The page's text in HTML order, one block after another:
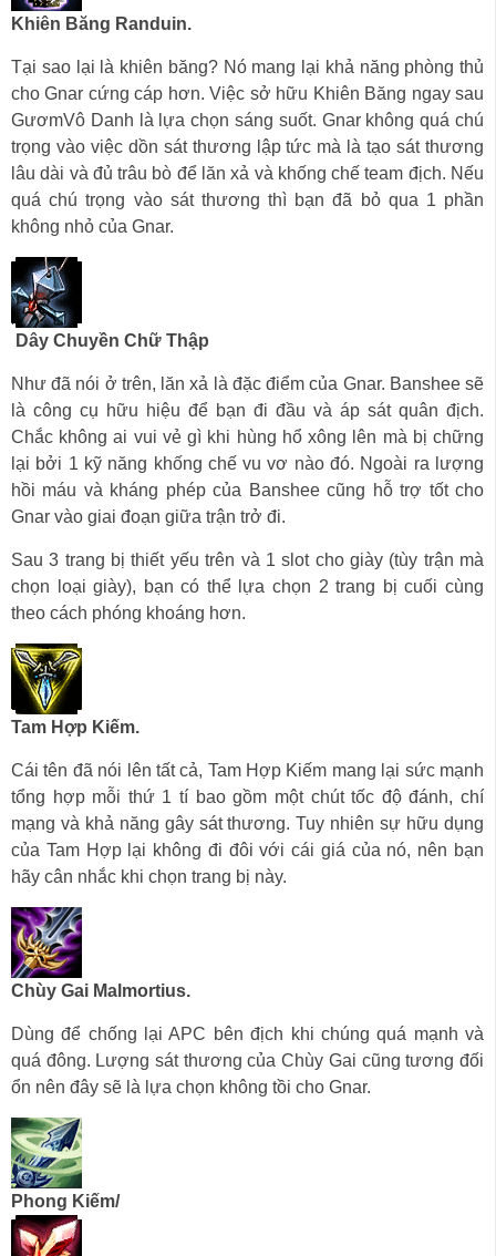
Khiên Băng Randuin.
Tại sao lại là khiên băng? Nó mang lại khả năng phòng thủ
cho Gnar cứng cáp hơn. Việc sở hữu Khiên Băng ngay sau
GươmVô Danh là lựa chọn sáng suốt. Gnar không quá chú
trọng vào việc dồn sát thương lập tức mà là tạo sát thương
lâu dài và đủ trâu bò để lăn xả và khống chế team địch. Nếu
quá chú trọng vào sát thương thì bạn đã bỏ qua 1 phần
không nhỏ của Gnar.
Dây Chuyền Chữ Thập
Như đã nói ở trên, lăn xả là đặc điểm của Gnar. Banshee sẽ
là công cụ hữu hiệu để bạn đi đầu và áp sát quân địch.
Chắc không ai vui vẻ gì khi hùng hổ xông lên mà bị chững
lại bởi 1 kỹ năng khống chế vu vơ nào đó. Ngoài ra lượng
hồi máu và kháng phép của Banshee cũng hỗ trợ tốt cho
Gnar vào giai đoạn giữa trận trở đi.
Sau 3 trang bị thiết yếu trên và 1 slot cho giày (tùy trận mà
chọn loại giày), bạn có thể lựa chọn 2 trang bị cuối cùng
theo cách phóng khoáng hơn.
Tam Hợp Kiếm.
Cái tên đã nói lên tất cả, Tam Hợp Kiếm mang lại sức mạnh
tổng hợp mỗi thứ 1 tí bao gồm một chút tốc độ đánh, chí
mạng và khả năng gây sát thương. Tuy nhiên sự hữu dụng
của Tam Hợp lại không đi đôi với cái giá của nó, nên bạn
hãy cân nhắc khi chọn trang bị này.
Chùy Gai Malmortius.
Dùng để chống lại APC bên địch khi chúng quá mạnh và
quá đông. Lượng sát thương của Chùy Gai cũng tương đối
ổn nên đây sẽ là lựa chọn không tồi cho Gnar.
Phong Kiếm/